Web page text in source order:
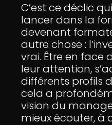
C’est ce déclic
lancer dans la
devenant
autre chose :
vrai. Être en face
leur attention,
différents profils
cela a
vision du
mieux écouter, à